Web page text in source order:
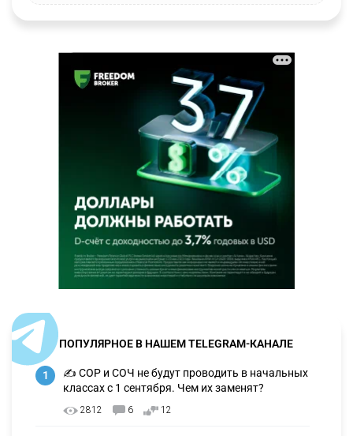
ПОПУЛЯРНОЕ В НАШЕМ TELEGRAM-КАНАЛЕ
1
✍️ СОР и СОЧ не будут проводить в начальных
классах с 1 сентября. Чем их заменят?
2812 6 12